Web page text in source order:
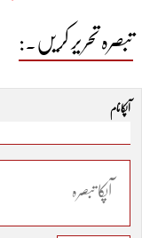
تبصرہ تحریر کریں۔:
آپکا نام